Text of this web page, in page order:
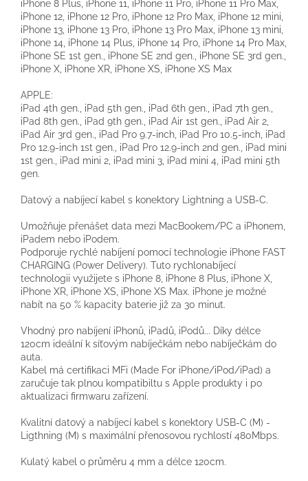
iPhone 8 Plus, iPhone 11, iPhone 11 Pro, iPhone 11 Pro Max,
iPhone 12, iPhone 12 Pro, iPhone 12 Pro Max, iPhone 12 mini,
iPhone 13, iPhone 13 Pro, iPhone 13 Pro Max, iPhone 13 mini,
iPhone 14, iPhone 14 Plus, iPhone 14 Pro, iPhone 14 Pro Max,
iPhone SE 1st gen., iPhone SE 2nd gen., iPhone SE 3rd gen.,
iPhone X, iPhone XR, iPhone XS, iPhone XS Max
APPLE:
iPad 4th gen., iPad 5th gen., iPad 6th gen., iPad 7th gen.,
iPad 8th gen., iPad 9th gen., iPad Air 1st gen., iPad Air 2,
iPad Air 3rd gen., iPad Pro 9.7-inch, iPad Pro 10.5-inch, iPad
Pro 12.9-inch 1st gen., iPad Pro 12.9-inch 2nd gen., iPad mini
1st gen., iPad mini 2, iPad mini 3, iPad mini 4, iPad mini 5th
gen.
Datový a nabíjecí kabel s konektory Lightning a USB-C.
Umožňuje přenášet data mezi MacBookem/PC a iPhonem,
iPadem nebo iPodem.
Podporuje rychlé nabíjení pomocí technologie iPhone FAST
CHARGING (Power Delivery). Tuto rychlonabíjecí
technologii využijete s iPhone 8, iPhone 8 Plus, iPhone X,
iPhone XR, iPhone XS, iPhone XS Max. iPhone je možné
nabít na 50 % kapacity baterie již za 30 minut.
Vhodný pro nabíjení iPhonů, iPadů, iPodů... Díky délce
120cm ideální k síťovým nabíječkám nebo nabíječkám do
auta.
Kabel má certifikaci MFi (Made For iPhone/iPod/iPad) a
zaručuje tak plnou kompatibiltu s Apple produkty i po
aktualizaci firmwaru zařízení.
Kvalitní datový a nabíjecí kabel s konektory USB-C (M) -
Ligthning (M) s maximální přenosovou rychlostí 480Mbps.
Kulatý kabel o průměru 4 mm a délce 120cm.